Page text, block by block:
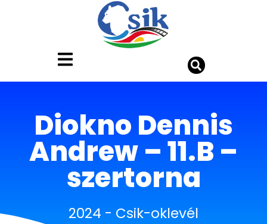
Diokno Dennis
Andrew – 11.B –
szertorna
2024 - Csik-oklevél